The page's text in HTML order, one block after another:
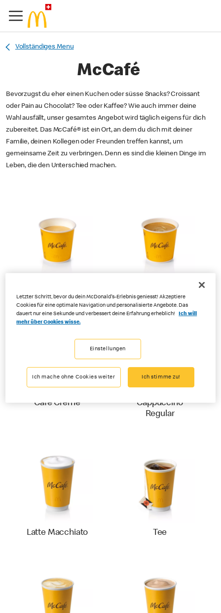
Vollständiges Menu
McCafé
Bevorzugst du eher einen Kuchen oder süsse Snacks? Croissant
oder Pain au Chocolat? Tee oder Kaffee? Wie auch immer deine
Wahl ausfällt, unser gesamtes Angebot wird täglich eigens für dich
zubereitet. Das McCafé® ist ein Ort, an dem du dich mit deiner
Familie, deinen Kollegen oder Freunden treffen kannst, um
gemeinsame Zeit zu verbringen. Denn es sind die kleinen Dinge im
Leben, die den Unterschied machen.
Café Crème
Cappuccino
Regular
Latte Macchiato Tee
Letzter Schritt, bevor du dein McDonald's-Erlebnis geniesst! Akzeptiere
Cookies für eine optimale Navigation und personalisierte Angebote. Das
dauert nur eine Sekunde und verbessert deine Erfahrung erheblich!
Ich will
mehr über Cookies wisse.
Einstellungen
Ich mache ohne Cookies weiter Ich stimme zu!